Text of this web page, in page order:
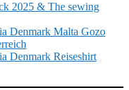
2025 & The sewing
Denmark Malta Gozo
Denmark Reiseshirt